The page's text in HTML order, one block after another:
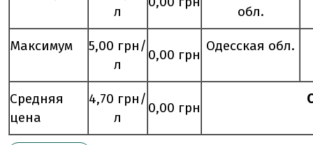
л
обл.
Максимум
5,00 грн/
л
0,00 грн
Одесская обл.
Средняя
цена
4,70 грн/
л
0,00 грн